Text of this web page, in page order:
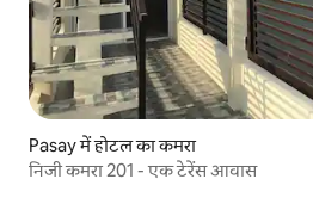
Pasay में होटल का कमरा
निजी कमरा 201 - एक टेरेंस आवास